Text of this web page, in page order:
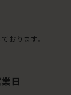
おります。
日